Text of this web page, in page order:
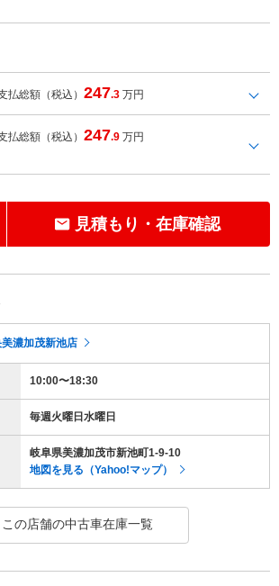
払総額（税込）247.3 万円
払総額（税込）247.9 万円
見積もり・在庫確認
濃加茂新池店
10:00〜18:30
毎週火曜日水曜日
岐阜県美濃加茂市新池町1-9-10
地図を見る（Yahoo!マップ）
この店舗の中古車在庫一覧